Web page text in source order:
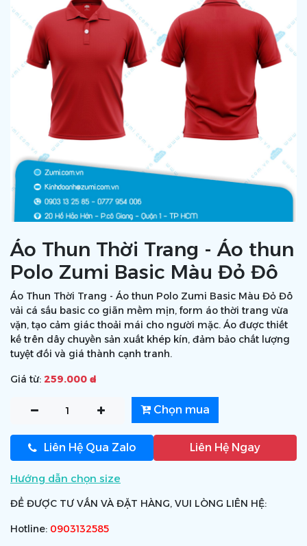
Áo Thun Thời Trang - Áo thun
Polo Zumi Basic Màu Đỏ Đô
Áo Thun Thời Trang - Áo thun Polo Zumi Basic Màu Đỏ Đô
vải cá sấu basic co giãn mềm mịn, form áo thời trang vừa
vặn, tạo cảm giác thoải mái cho người mặc. Áo được thiết
kế trên dây chuyền sản xuất khép kín, đảm bảo chất lượng
tuyệt đối và giá thành cạnh tranh.
Giá từ: 259.000 ₫
Chọn mua
Liên Hệ Qua Zalo Liên Hệ Ngay
Hướng dẫn chọn size
ĐỂ ĐƯỢC TƯ VẤN VÀ ĐẶT HÀNG, VUI LÒNG LIÊN HỆ:
Hotline: 0903132585